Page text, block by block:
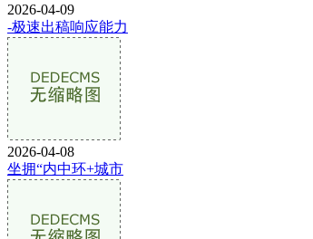
2026-04-09
-极速出稿响应能力
2026-04-08
坐拥“内中环+城市